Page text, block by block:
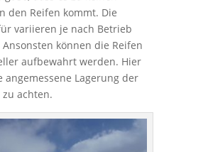
den Reifen kommt. Die
variieren je nach Betrieb
können die Reifen
aufbewahrt werden. Hier
angemessene Lagerung der
achten.